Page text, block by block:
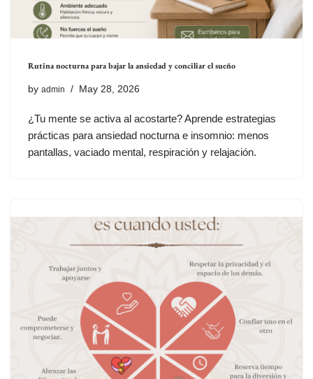
Rutina nocturna para bajar la ansiedad y conciliar el sueño
by admin May 28, 2026
¿Tu mente se activa al acostarte? Aprende estrategias
prácticas para ansiedad nocturna e insomnio: menos
pantallas, vaciado mental, respiración y relajación.